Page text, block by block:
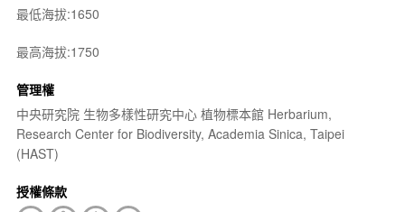
最低海拔:1650
最高海拔:1750
管理權
中央研究院 生物多樣性研究中心 植物標本館 Herbarium,
Research Center for Biodiversity, Academia Sinica, Taipei
(HAST)
授權條款